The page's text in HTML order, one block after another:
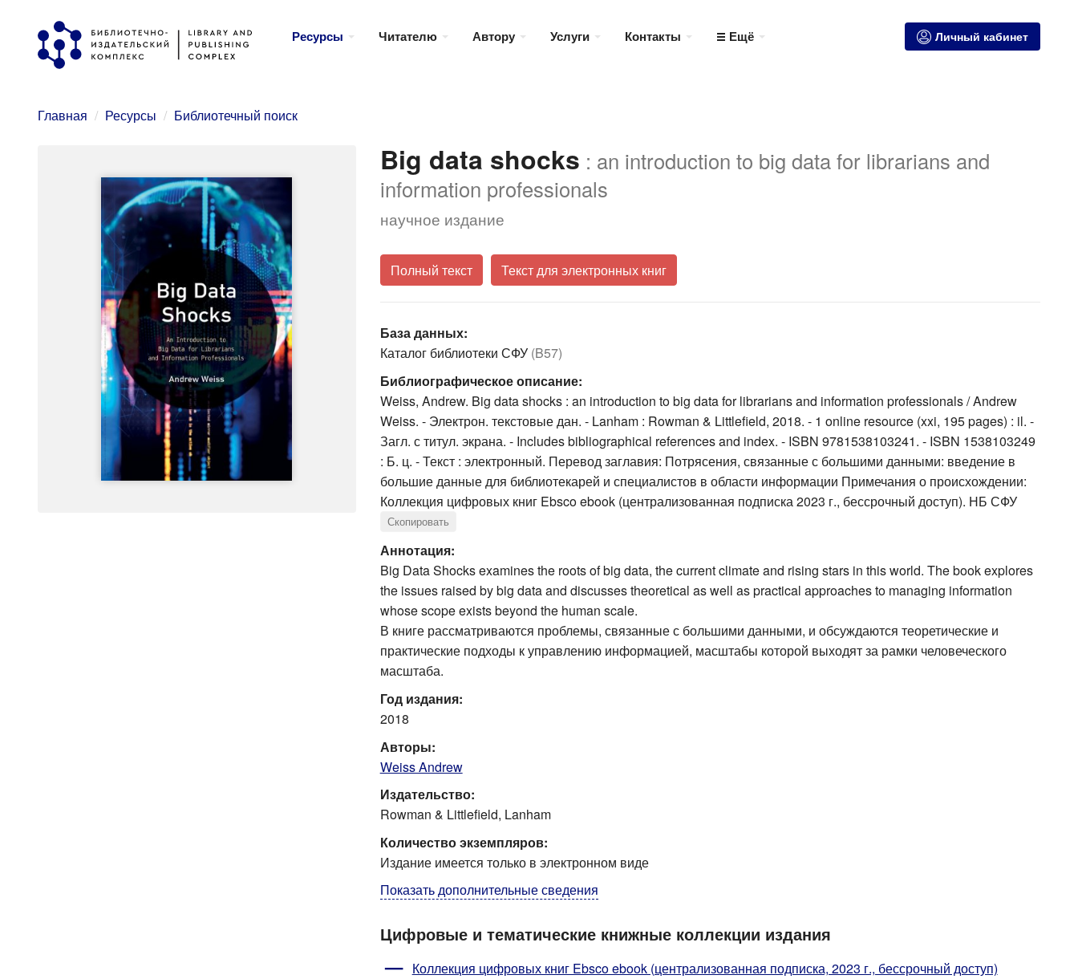
Перейти
основному
Ресурсы Читателю Автору Услуги Контакты Ещё Личный кабинет
Главная Ресурсы Библиотечный поиск
Big data shocks : an introduction to big data for librarians and
information professionals
научное издание
Полный текст Текст для электронных книг
База данных:
Каталог библиотеки СФУ (B57)
Библиографическое описание:
Weiss, Andrew. Big data shocks : an introduction to big data for librarians and information professionals / Andrew
Weiss. - Электрон. текстовые дан. - Lanham : Rowman & Littlefield, 2018. - 1 online resource (xxi, 195 pages) : il. -
Загл. с титул. экрана. - Includes bibliographical references and index. - ISBN 9781538103241. - ISBN 1538103249
: Б. ц. - Текст : электронный. Перевод заглавия: Потрясения, связанные с большими данными: введение в
большие данные для библиотекарей и специалистов в области информации Примечания о происхождении:
Коллекция цифровых книг Ebsco ebook (централизованная подписка 2023 г., бессрочный доступ). НБ СФУ
Скопировать
Аннотация:
Big Data Shocks examines the roots of big data, the current climate and rising stars in this world. The book explores
the issues raised by big data and discusses theoretical as well as practical approaches to managing information
whose scope exists beyond the human scale.
В книге рассматриваются проблемы, связанные с большими данными, и обсуждаются теоретические и
практические подходы к управлению информацией, масштабы которой выходят за рамки человеческого
масштаба.
Год издания:
2018
Авторы:
Weiss Andrew
Издательство:
Rowman & Littlefield, Lanham
Количество экземпляров:
Издание имеется только в электронном виде
Показать дополнительные сведения
Цифровые и тематические книжные коллекции издания
Коллекция цифровых книг Ebsco ebook (централизованная подписка, 2023 г., бессрочный доступ)